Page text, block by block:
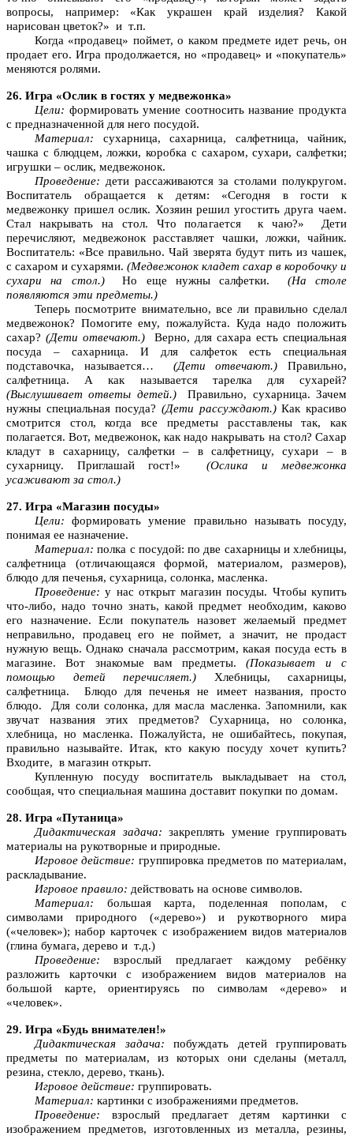
вопросы, например: «Как украшен край изделия? Какой
нарисован цветок?» и т.п.
Когда «продавец» поймет, о каком предмете идет речь, он
продает его. Игра продолжается, но «продавец» и «покупатель»
меняются ролями.
26. Игра «Ослик в гостях у медвежонка»
Цели: формировать умение соотносить название продукта
с предназначенной для него посудой.
Материал: сухарница, сахарница, салфетница, чайник,
чашка с блюдцем, ложки, коробка с сахаром, сухари, салфетки;
игрушки – ослик, медвежонок.
Проведение: дети рассаживаются за столами полукругом.
Воспитатель обращается к детям: «Сегодня в гости к
медвежонку пришел ослик. Хозяин решил угостить друга чаем.
Стал накрывать на стол. Что полагается к чаю?» Дети
перечисляют, медвежонок расставляет чашки, ложки, чайник.
Воспитатель: «Все правильно. Чай зверята будут пить из чашек,
с сахаром и сухарями. (Медвежонок кладет сахар в коробочку и
сухари на стол.)
Но еще нужны салфетки. (На столе
появляются эти предметы.)
Теперь посмотрите внимательно, все ли правильно сделал
медвежонок? Помогите ему, пожалуйста. Куда надо положить
сахар? (Дети отвечают.) Верно, для сахара есть специальная
посуда – сахарница. И для салфеток есть специальная
подставочка, называется… (Дети отвечают.)Правильно,
салфетница. А как называется тарелка для сухарей?
(Выслушивает ответы детей.)
Правильно, сухарница. Зачем
нужны специальная посуда? (Дети рассуждают.)Как красиво
смотрится стол, когда все предметы расставлены так, как
полагается. Вот, медвежонок, как надо накрывать на стол? Сахар
кладут в сахарницу, салфетки – в салфетницу, сухари – в
сухарницу. Приглашай гост!»(Ослика и медвежонка
усаживают за стол.)
27. Игра «Магазин посуды»
Цели:формировать умение правильно называть посуду,
понимая ее назначение.
Материал: полка с посудой: по две сахарницы и хлебницы,
салфетница (отличающаяся формой, материалом, размеров),
блюдо для печенья, сухарница, солонка, масленка.
Проведение: у нас открыт магазин посуды. Чтобы купить
что-либо, надо точно знать, какой предмет необходим, каково
его назначение. Если покупатель назовет желаемый предмет
неправильно, продавец его не поймет, а значит, не продаст
нужную вещь. Однако сначала рассмотрим, какая посуда есть в
магазине. Вот знакомые вам предметы.(Показывает и с
помощью детей перечисляет.) Хлебницы, сахарницы,
салфетница. Блюдо для печенья не имеет названия, просто
блюдо. Для соли солонка, для масла масленка. Запомнили, как
звучат названия этих предметов? Сухарница, но солонка,
хлебница, но масленка. Пожалуйста, не ошибайтесь, покупая,
правильно называйте. Итак, кто какую посуду хочет купить?
Входите, в магазин открыт.
Купленную посуду воспитатель выкладывает на стол,
сообщая, что специальная машина доставит покупки по домам.
28. Игра «Путаница»
Дидактическая задача: закреплять умение группировать
материалы на рукотворные и природные.
Игровое действие: группировка предметов по материалам,
раскладывание.
Игровое правило: действовать на основе символов.
Материал: большая карта, поделенная пополам, с
символами природного («дерево») и рукотворного мира
(«человек»); набор карточек с изображением видов материалов
(глина бумага, дерево и т.д.)
Проведение: взрослый предлагает каждому ребёнку
разложить карточки с изображением видов материалов на
большой карте, ориентируясь по символам «дерево» и
«человек».
29. Игра «Будь внимателен!»
Дидактическая задача: побуждать детей группировать
предметы по материалам, из которых они сделаны (металл,
резина, стекло, дерево, ткань).
Игровое действие: группировать.
Материал: картинки с изображениями предметов.
Проведение: взрослый предлагает детям картинки с
изображением предметов, изготовленных из металла, резины,